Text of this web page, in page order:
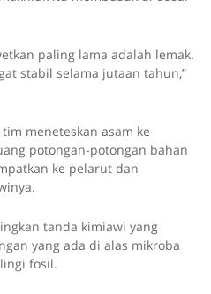
paling lama adalah lemak.
stabil selama jutaan tahun,”
meneteskan asam ke
potongan-potongan bahan
ke pelarut dan
tanda kimiawi yang
yang ada di alas mikroba
fosil.